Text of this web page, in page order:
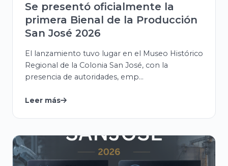
Se presentó oficialmente la
primera Bienal de la Producción
San José 2026
El lanzamiento tuvo lugar en el Museo Histórico
Regional de la Colonia San José, con la
presencia de autoridades, emp...
Leer más